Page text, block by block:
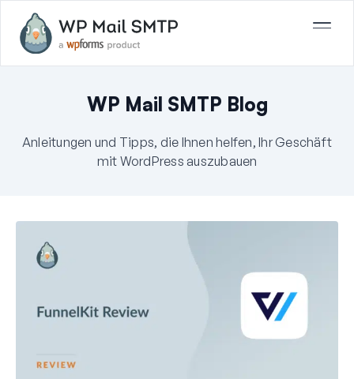
WP Mail SMTP Blog
Anleitungen und Tipps, die Ihnen helfen, Ihr Geschäft
mit WordPress auszubauen